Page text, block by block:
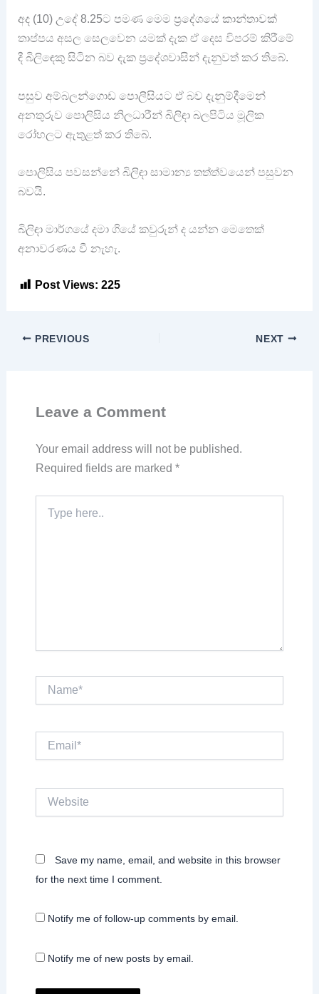
අද (10) උදේ 8.25ට පමණ මෙම ප්‍රදේශයේ කාන්තාවක්
තාප්පය අසල සෙලවෙන යමක් දැක ඒ දෙස විපරම් කිරීමේ
දී බිලිඳෙකු සිටින බව දැක ප්‍රදේශවාසින් දැනුවත් කර තිබේ.
පසුව අම්බලන්ගොඩ පොලීසියට ඒ බව දැනුම්දීමෙන්
අනතුරුව පොලිසිය නිලධාරීන් බිලිඳා බලපිටිය මූලික
රෝහලට ඇතුළත් කර තිබේ.
පොලිසිය පවසන්නේ බිලිඳා සාමාන්‍ය තත්ත්වයෙන් පසුවන
බවයි.
බිලිඳා මාර්ගයේ දමා ගියේ කවුරුන් ද යන්න මෙතෙක්
අනාවරණය වී නැහැ.
Post Views: 225
PREVIOUS NEXT
Leave a Comment
Your email address will not be published.
Required fields are marked *
here..
Email*
Save my name, email, and website in this browser
for the next time I comment.
Notify me of follow-up comments by email.
Notify me of new posts by email.